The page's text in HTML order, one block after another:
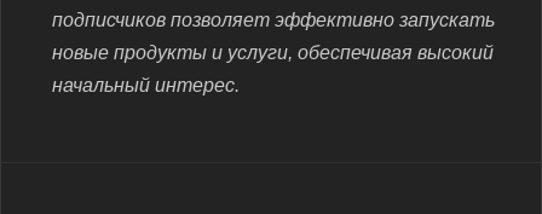
подписчиков позволяет эффективно запускать
новые продукты и услуги, обеспечивая высокий
начальный интерес.